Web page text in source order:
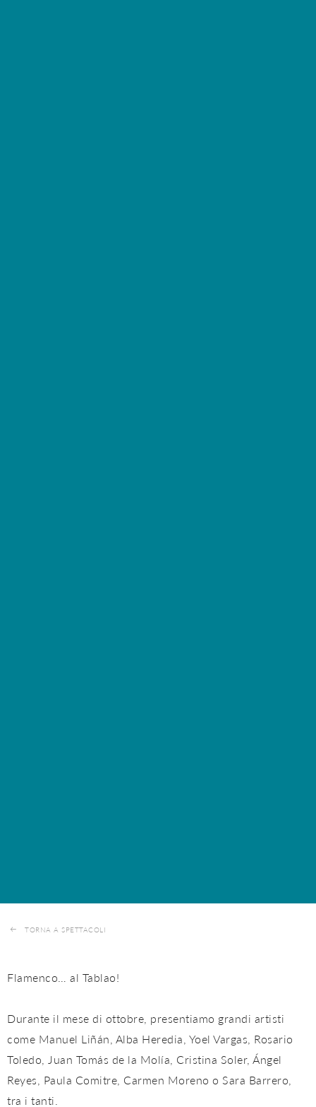
TORNA A SPETTACOLI
Flamenco… al Tablao!
Durante il mese di ottobre, presentiamo grandi artisti
come Manuel Liñán, Alba Heredia, Yoel Vargas, Rosario
Toledo, Juan Tomás de la Molía, Cristina Soler, Ángel
Reyes, Paula Comitre, Carmen Moreno o Sara Barrero,
tra i tanti.